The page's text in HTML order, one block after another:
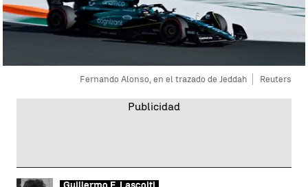
Fernando Alonso, en el trazado de Jeddah Reuters